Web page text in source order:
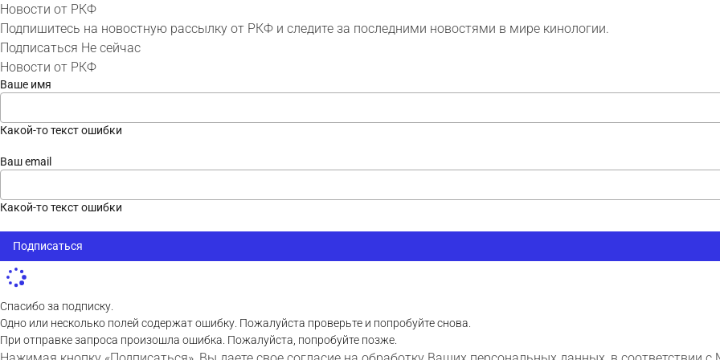
Новости от РКФ
Подпишитесь на новостную рассылку от РКФ и следите за последними новостями в мире кинологии.
Подписаться Не сейчас
Новости от РКФ
Ваше имя
Какой-то текст ошибки
Ваш email
Какой-то текст ошибки
Подписаться
Спасибо за подписку.
Одно или несколько полей содержат ошибку. Пожалуйста проверьте и попробуйте снова.
При отправке запроса произошла ошибка. Пожалуйста, попробуйте позже.